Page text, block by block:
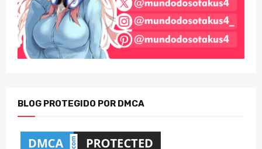
BLOG PROTEGIDO POR DMCA